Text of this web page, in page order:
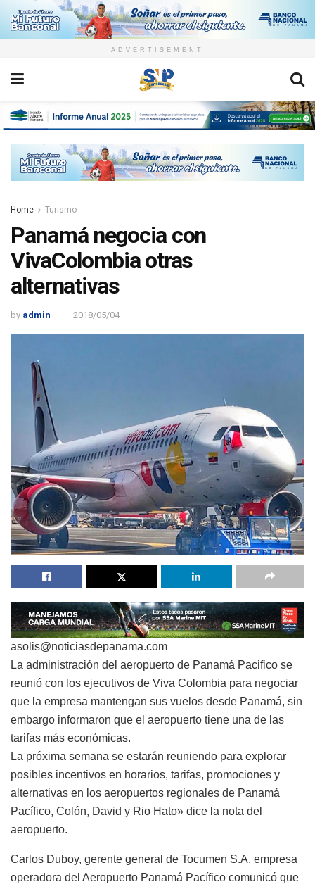
ADVERTISEMENT
Home Turismo
Panamá negocia con
VivaColombia otras
alternativas
by admin 2018/05/04
asolis@noticiasdepanama.com
La administración del aeropuerto de Panamá Pacifico se
reunió con los ejecutivos de Viva Colombia para negociar
que la empresa mantengan sus vuelos desde Panamá, sin
embargo informaron que el aeropuerto tiene una de las
tarifas más económicas.
La próxima semana se estarán reuniendo para explorar
posibles incentivos en horarios, tarifas, promociones y
alternativas en los aeropuertos regionales de Panamá
Pacífico, Colón, David y Rio Hato» dice la nota del
aeropuerto.
Carlos Duboy, gerente general de Tocumen S.A, empresa
operadora del Aeropuerto Panamá Pacífico comunicó que